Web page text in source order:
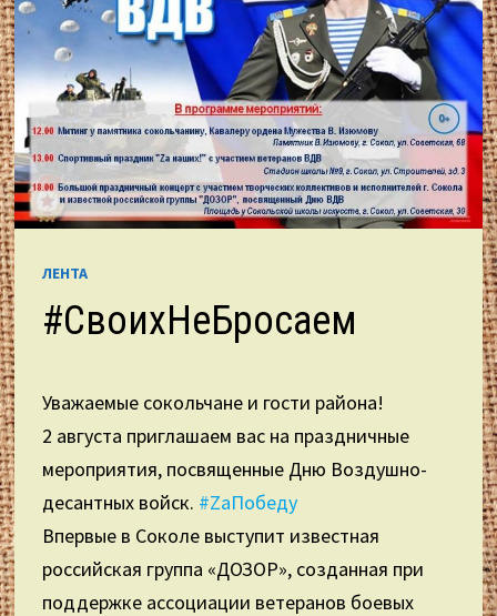
ЛЕНТА
#СвоихНеБросаем
Уважаемые сокольчане и гости района!
2 августа приглашаем вас на праздничные
мероприятия, посвященные Дню Воздушно-
десантных войск. #ZаПобеду
Впервые в Соколе выступит известная
российская группа «ДОЗОР», созданная при
поддержке ассоциации ветеранов боевых